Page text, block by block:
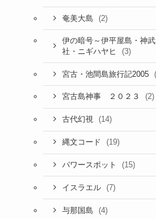
奄美大島 (2)
伊の暗号～伊平屋島・神
社・ニギハヤヒ
(3)
宮古・池間島旅行記2005
宮古島神事 ２０２３ (2)
古代幻視 (14)
縄文コード (19)
パワースポット (15)
イスラエル (7)
与那国島 (4)